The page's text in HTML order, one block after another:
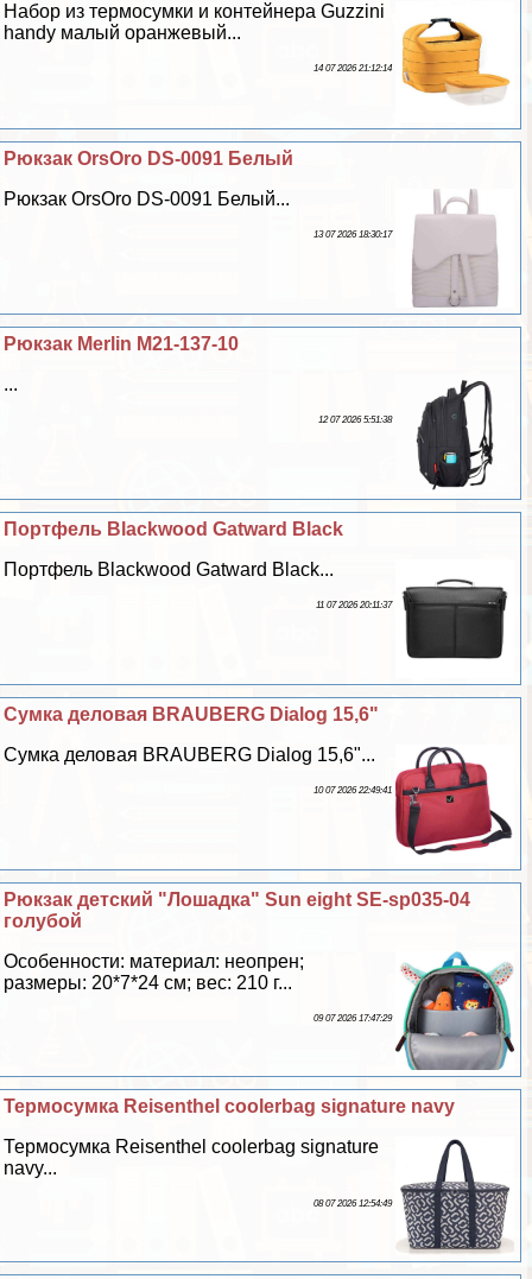
Набор из термосумки и контейнера Guzzini
handy малый оранжевый...
14 07 2026 21:12:14
Рюкзак OrsOro DS-0091 Белый
Рюкзак OrsOro DS-0091 Белый...
13 07 2026 18:30:17
Рюкзак Merlin M21-137-10
...
12 07 2026 5:51:38
Портфель Blackwood Gatward Black
Портфель Blackwood Gatward Black...
11 07 2026 20:11:37
Сумка деловая BRAUBERG Dialog 15,6"
Сумка деловая BRAUBERG Dialog 15,6"...
10 07 2026 22:49:41
Рюкзак детский "Лошадка" Sun eight SE-sp035-04
гoлyбой
Особенности: материал: неопрен;
размеры: 20*7*24 см; вес: 210 г...
09 07 2026 17:47:29
Термосумка Reisenthel coolerbag signature navy
Термосумка Reisenthel coolerbag signature
navy...
08 07 2026 12:54:49